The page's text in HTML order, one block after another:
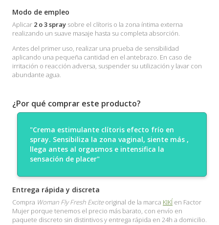
Modo de empleo
Aplicar 2 o 3 spray sobre el clítoris o la zona íntima externa
realizando un suave masaje hasta su completa absorción.
Antes del primer uso, realizar una prueba de sensibilidad
aplicando una pequeña cantidad en el antebrazo. En caso de
irritación o reacción adversa, suspender su utilización y lavar con
abundante agua.
¿Por qué comprar este producto?
"Crema estimulante clítoris efecto frío en
spray. Sensibiliza la zona vaginal, siente más ,
llega antes al orgasmos e intensifica la
sensación de placer"
Entrega rápida y discreta
Compra Woman Fly Fresh Exciteoriginal de la marca KIKÍ en Factor
Mujer porque tenemos el precio más barato, con envío en
paquete discreto sin distintivos y entrega rápida en 24h a domicilio.